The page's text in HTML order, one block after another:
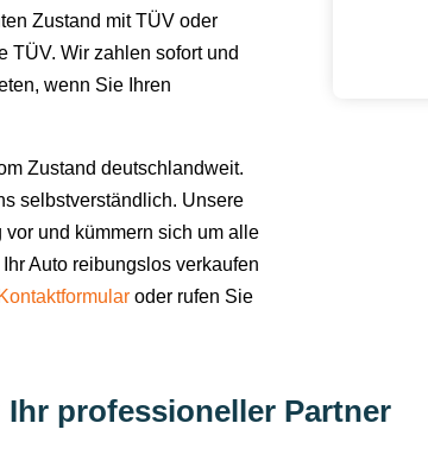
Zustand mit TÜV oder
TÜV. Wir zahlen sofort und
wenn Sie Ihren
Zustand deutschlandweit.
selbstverständlich. Unsere
und kümmern sich um alle
Auto reibungslos verkaufen
Kontaktformular oder rufen Sie
professioneller Partner